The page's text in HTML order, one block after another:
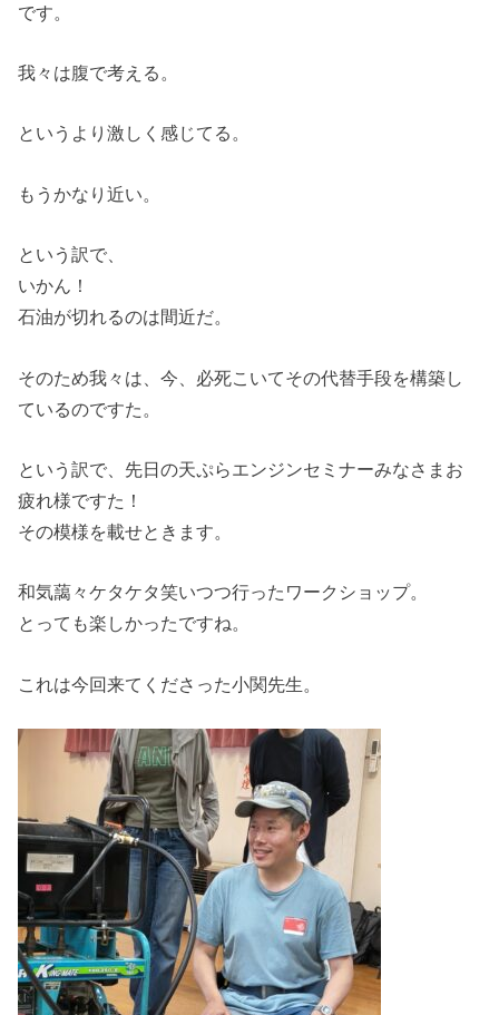
です。
我々は腹で考える。
というより激しく感じてる。
もうかなり近い。
という訳で、
いかん！
石油が切れるのは間近だ。
そのため我々は、今、必死こいてその代替手段を構築し
ているのですた。
という訳で、先日の天ぷらエンジンセミナーみなさまお
疲れ様ですた！
その模様を載せときます。
和気藹々ケタケタ笑いつつ行ったワークショップ。
とっても楽しかったですね。
これは今回来てくださった小関先生。